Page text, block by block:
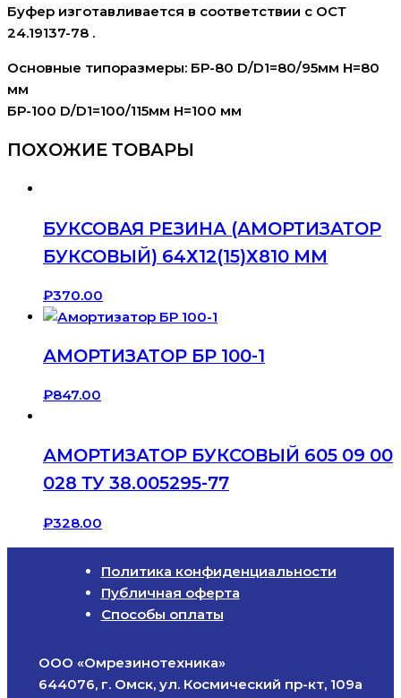
Буфер изготавливается в соответствии с ОСТ
24.19137-78 .
Основные типоразмеры: БР-80 D/D1=80/95мм H=80
мм
БР-100 D/D1=100/115мм H=100 мм
ПОХОЖИЕ ТОВАРЫ
БУКСОВАЯ РЕЗИНА (АМОРТИЗАТОР
БУКСОВЫЙ) 64Х12(15)Х810 ММ
₽370.00
АМОРТИЗАТОР БР 100-1
₽847.00
АМОРТИЗАТОР БУКСОВЫЙ 605 09 00
028 ТУ 38.005295-77
₽328.00
Политика конфиденциальности
Публичная оферта
Способы оплаты
ООО «Омрезинотехника»
644076, г. Омск, ул. Космический пр-кт, 109а